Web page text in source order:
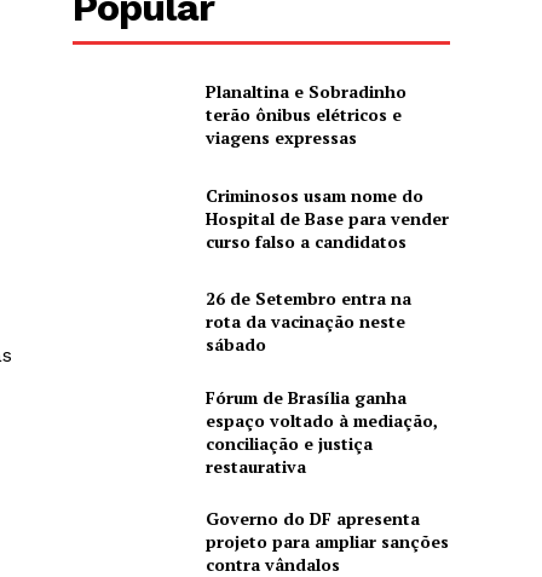
Planaltina e Sobradinho
terão ônibus elétricos e
viagens expressas
Criminosos usam nome do
Hospital de Base para vender
curso falso a candidatos
26 de Setembro entra na
rota da vacinação neste
sábado
Fórum de Brasília ganha
espaço voltado à mediação,
conciliação e justiça
restaurativa
Governo do DF apresenta
projeto para ampliar sanções
contra vândalos